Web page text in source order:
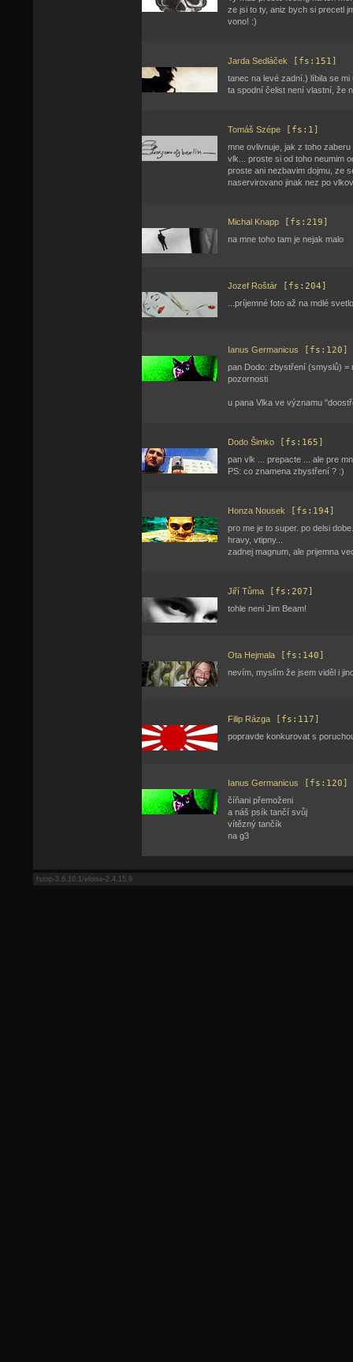
ze jsi to ty, aniz bych si precetl
vono! :)
Jarda Sedláček [fs:151]
tanec na levé zadní.) líbila se
ta spodní čelist není vlastní, že
Tomáš Szépe [fs:1]
mne ovlivnuje, jak z toho
vlk... proste si od toho neumim
proste ani nezbavim dojmu, ze
naservirovano jinak nez po
Michal Knapp [fs:219]
na mne toho tam je nejak malo
Jozef Roštár [fs:204]
...príjemné foto až na mdlé
Ianus Germanicus [fs:120]
pan Dodo: zbystření (smyslů)
pozornosti
u pana Vlka ve významu
Dodo Šimko [fs:165]
pan vlk ... prepacte ... ale pre
PS: co znamena zbystření ? :)
Honza Nousek [fs:194]
pro me je to super. po delsi dobe.
hravy, vtipny...
zadnej magnum, ale prijemna
Jiří Tůma [fs:207]
tohle neni Jim Beam!
Ota Hejmala [fs:140]
nevím, myslím že jsem viděl i
Filip Rázga [fs:117]
popravde konkurovat s
Ianus Germanicus [fs:120]
číňani přemoženi
a náš psík tančí svůj
vítězný tančík
na g3
fstop-3.6.10.1/eloise-2.4.15.9